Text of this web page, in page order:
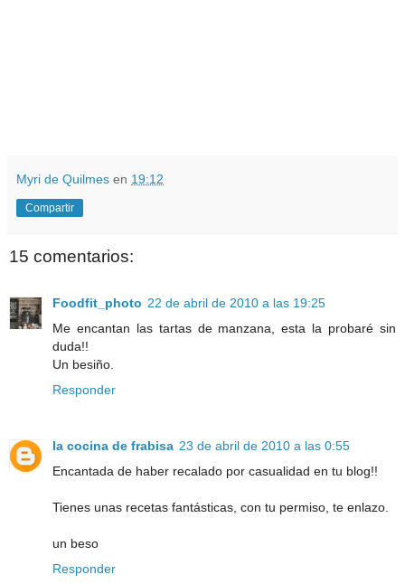
Myri de Quilmes en 19:12
Compartir
15 comentarios:
Foodfit_photo 22 de abril de 2010 a las 19:25
Me encantan las tartas de manzana, esta la probaré sin
duda!!
Un besiño.
Responder
la cocina de frabisa 23 de abril de 2010 a las 0:55
Encantada de haber recalado por casualidad en tu blog!!
Tienes unas recetas fantásticas, con tu permiso, te enlazo.
un beso
Responder